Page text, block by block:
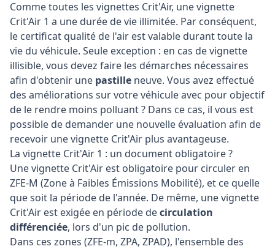
Comme toutes les vignettes Crit'Air, une vignette
Crit'Air 1 a une durée de vie illimitée. Par conséquent,
le certificat qualité de l'air est valable durant toute la
vie du véhicule. Seule exception : en cas de vignette
illisible, vous devez faire les démarches nécessaires
afin d'obtenir une pastille neuve. Vous avez effectué
des améliorations sur votre véhicule avec pour objectif
de le rendre moins polluant ? Dans ce cas, il vous est
possible de demander une nouvelle évaluation afin de
recevoir une vignette Crit'Air plus avantageuse.
La vignette Crit'Air 1 : un document obligatoire ?
Une vignette Crit'Air est obligatoire pour circuler en
ZFE-M (Zone à Faibles Émissions Mobilité), et ce quelle
que soit la période de l'année. De même, une vignette
Crit'Air est exigée en période decirculation
différenciée, lors d'un pic de pollution.
Dans ces zones (ZFE-m, ZPA, ZPAD), l'ensemble des